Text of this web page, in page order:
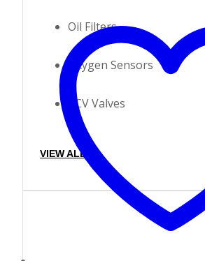
Oil Filters
Oxygen Sensors
PCV Valves
VIEW ALL